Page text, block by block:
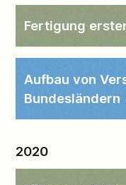
Fertigung
Aufbau von
Bundesländern
2020